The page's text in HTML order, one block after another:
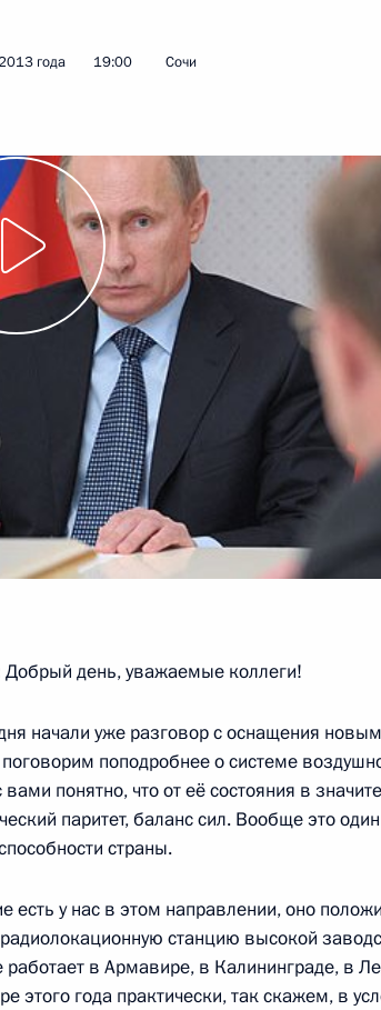
беседы с Президентом Армении Сержем
2013 года, 18:45
на заседании Российско-армянского
форума
2013 года, 15:30 Гюмри
2013 года, пятница
с руководством Минобороны и
ОПК
2013 года, 21:15 Сочи
по развитию орбитальной
2013 года, 19:15 Сочи
по реализации программы по
2013 года, 17:30
года 19:00 Сочи
Добрый день, уважаемые коллеги!
начали уже разговор с оснащения
поговорим поподробнее о системе
понятно, что от её состояния в
паритет, баланс сил. Вообще это
страны.
есть у нас в этом направлении, оно
станцию высокой
работает в Армавире, в Калининграде, в
этого года практически, так скажем, в